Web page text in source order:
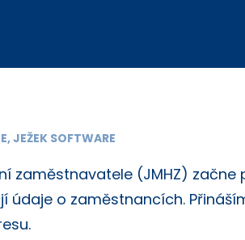
JEŽEK SOFTWARE
zaměstnavatele (JMHZ)
údaje o zaměstnancích.